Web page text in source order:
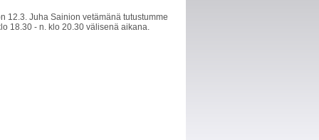
12.3. Juha Sainion vetämänä tutustumme
18.30 - n. klo 20.30 välisenä aikana.